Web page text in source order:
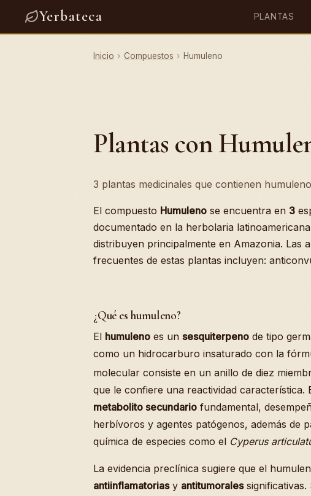
Yerbateca PLANTAS
Inicio › Compuestos › Humuleno
Plantas con
3 plantas medicinales que contienen
El compuesto Humuleno se encuentra en 3
documentado en la herbolaria
distribuyen principalmente en Amazonia. Las
frecuentes de estas plantas incluyen:
¿Qué es humuleno?
El humuleno es un sesquiterpeno de tipo
como un hidrocarburo insaturado con la
molecular consiste en un anillo de diez
que le confiere una reactividad
metabolito secundario fundamental,
herbívoros y agentes patógenos, además de
química de especies como el Cyperus
La evidencia preclínica sugiere que el
antiinflamatoriasy antitumoralessignificativas.